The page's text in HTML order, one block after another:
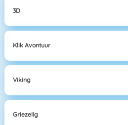
3D
Klik Avontuur
Viking
Griezelig